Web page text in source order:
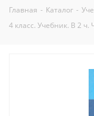
Главная - Каталог -
4 класс. Учебник. В 2 ч.